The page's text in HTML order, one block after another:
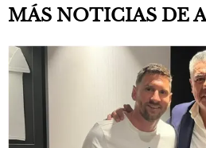
MÁS NOTICIAS DE